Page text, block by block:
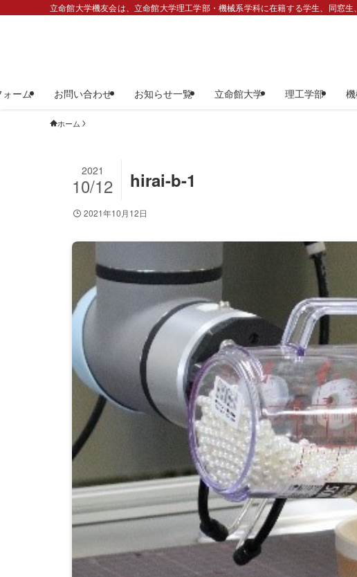
立命館大学機友会は、立命館大学理工学部・機械系学科に在籍する学生、同窓生
ーム お問い合わせ お知らせ一覧 立命館大学 理工学部
ホーム
hirai-b-1
2021
10/12
2021年10月12日